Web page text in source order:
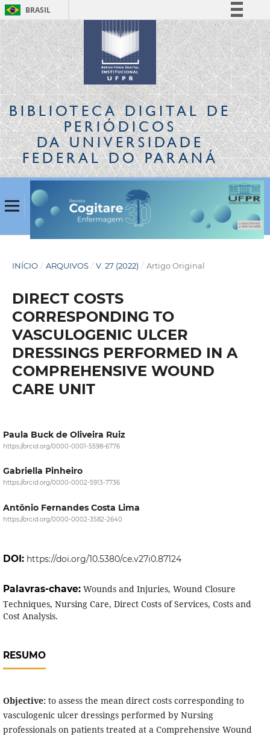
BRASIL
Simplifique!
Comunica BR
Participe
Acesso à informação
Legislação
Canais
BIBLIOTECA DIGITALDE
PERIÓDICOS
DA UNIVERSIDADE
FEDERAL DO PARANÁ
INÍCIO / ARQUIVOS / V. 27 (2022) / Artigo Original
DIRECT COSTS
CORRESPONDING TO
VASCULOGENIC ULCER
DRESSINGS PERFORMED IN A
COMPREHENSIVE WOUND
CARE UNIT
Paula Buck de Oliveira Ruiz
https://orcid.org/0000-0001-5598-6776
Gabriella Pinheiro
https://orcid.org/0000-0002-5913-7736
Antônio Fernandes Costa Lima
https://orcid.org/0000-0002-3582-2640
DOI: https://doi.org/10.5380/ce.v27i0.87124
Palavras-chave: Wounds and Injuries, Wound Closure
Techniques, Nursing Care, Direct Costs of Services, Costs and
Cost Analysis.
RESUMO
Objective:to assess the mean direct costs corresponding to
vasculogenic ulcer dressings performed by Nursing
professionals on patients treated at a Comprehensive Wound